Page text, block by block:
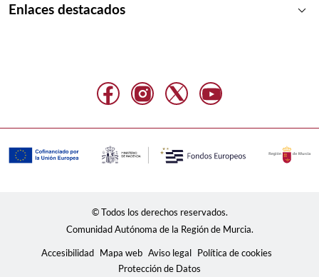
Enlaces destacados keyboard_arrow_down
© Todos los derechos reservados.
Comunidad Autónoma de la Región de Murcia.
Accesibilidad Mapa web Aviso legal Política de cookies
Protección de Datos